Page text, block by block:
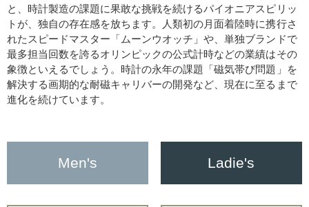
と、時計製造の課題に果敢な挑戦を続けるパイオニアスピリッ
トが、独自の存在感を放ちます。人類初の月面着陸時に携行さ
れたスピードマスター「ムーンウオッチ」や、単独ブランドで
最多担当回数を誇るオリンピックの公式計時などの業績はその
象徴といえるでしょう。時計の永年の課題「磁気帯び問題」を
解決する画期的な耐磁キャリバーの開発など、現在に至るまで
進化を続けています。
Men's Ladie's